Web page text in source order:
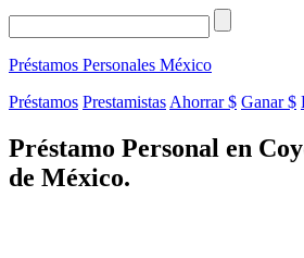
Préstamos Personales México
Préstamos Prestamistas Ahorrar $ Ganar $
Préstamo Personal en
de México.